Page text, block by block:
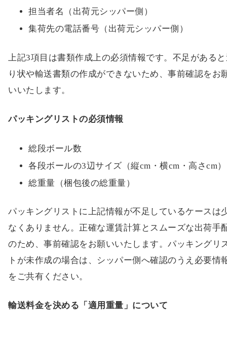
担当者名（出荷元シッパー側）
集荷先の電話番号（出荷元シッパー側）
上記3項目は書類作成上の必須情報です。不足がある
り状や輸送書類の作成ができないため、事前確認をお
いいたします。
パッキングリストの必須情報
総段ボール数
各段ボールの3辺サイズ（縦cm・横cm・高さcm）
総重量（梱包後の総重量）
パッキングリストに上記情報が不足しているケースは
なくありません。正確な運賃計算とスムーズな出荷手
のため、事前確認をお願いいたします。パッキングリ
トが未作成の場合は、シッパー側へ確認のうえ必要情
をご共有ください。
輸送料金を決める「適用重量」について